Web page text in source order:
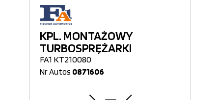
KPL. MONTAŻOWY
TURBOSPRĘŻARKI
FA1 KT210080
Nr Autos 0871606